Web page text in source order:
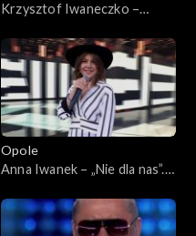
Krzysztof Iwaneczko –
Koncert „Premiery”
Opole
Anna Iwanek – „Nie dla nas”.
„Premiery”